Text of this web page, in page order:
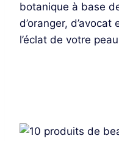
botanique à base
d’oranger,
l’éclat de votre